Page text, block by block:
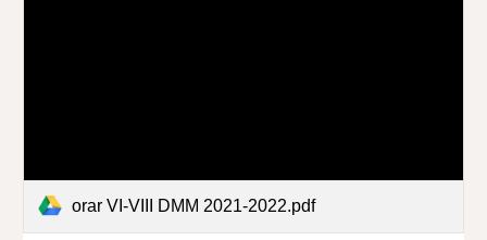
orar VI-VIII DMM 2021-2022.pdf